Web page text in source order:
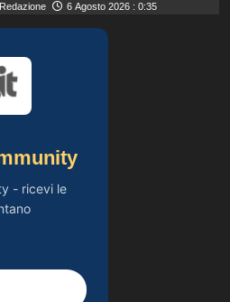
Redazione 6 Agosto 2026 : 0:35
- ricevi le